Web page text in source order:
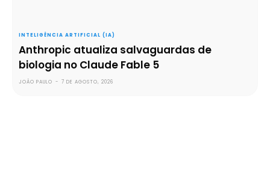
INTELIGÊNCIA ARTIFICIAL (IA)
Anthropic atualiza salvaguardas de
biologia no Claude Fable 5
JOÃO PAULO - 7 DE AGOSTO, 2026